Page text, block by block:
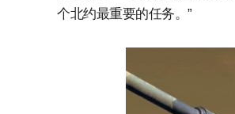
个北约最重要的任务。”